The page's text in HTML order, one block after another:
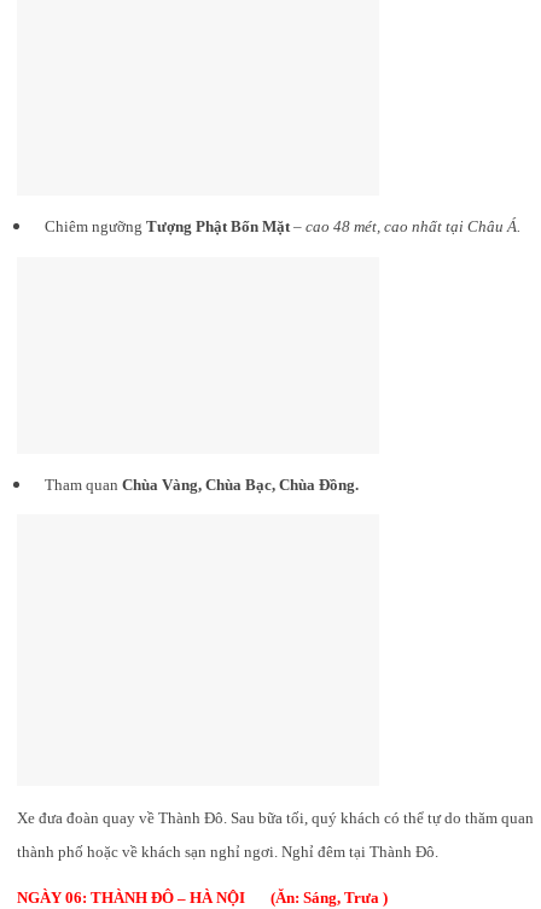
Chiêm ngưỡng Tượng Phật Bốn Mặt– cao 48 mét, cao nhất tại Châu Á.
Tham quan Chùa Vàng, Chùa Bạc, Chùa Đồng.
Xe đưa đoàn quay về Thành Đô. Sau bữa tối, quý khách có thể tự do thăm quan
thành phố hoặc về khách sạn nghỉ ngơi. Nghỉ đêm tại Thành Đô.
NGÀY 06: THÀNH ĐÔ – HÀ NỘI (Ăn: Sáng, Trưa )